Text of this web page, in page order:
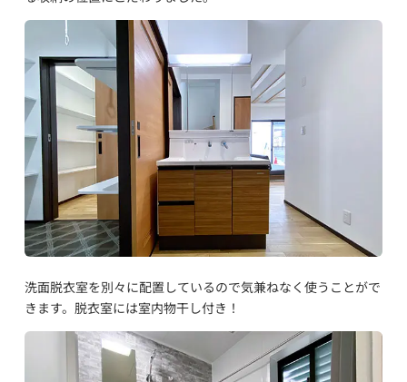
洗面脱衣室を別々に配置しているので気兼ねなく使うことがで
きます。脱衣室には室内物干し付き！